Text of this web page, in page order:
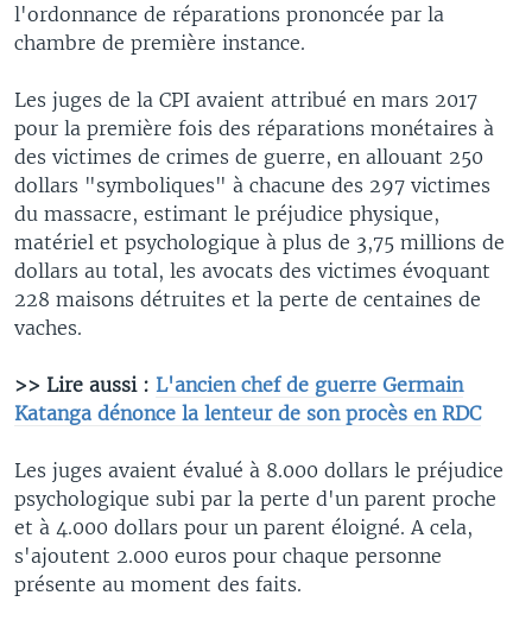
l'ordonnance de réparations prononcée par la
chambre de première instance.
Les juges de la CPI avaient attribué en mars 2017
pour la première fois des réparations monétaires à
des victimes de crimes de guerre, en allouant 250
dollars "symboliques" à chacune des 297 victimes
du massacre, estimant le préjudice physique,
matériel et psychologique à plus de 3,75 millions de
dollars au total, les avocats des victimes évoquant
228 maisons détruites et la perte de centaines de
vaches.
>> Lire aussi : L'ancien chef de guerre Germain
Katanga dénonce la lenteur de son procès en RDC
Les juges avaient évalué à 8.000 dollars le préjudice
psychologique subi par la perte d'un parent proche
et à 4.000 dollars pour un parent éloigné. A cela,
s'ajoutent 2.000 euros pour chaque personne
présente au moment des faits.